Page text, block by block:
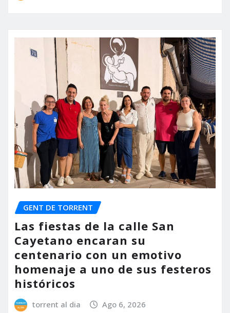
GENT DE TORRENT
Las fiestas de la calle San
Cayetano encaran su
centenario con un emotivo
homenaje a uno de sus festeros
históricos
torrent al dia Ago 6, 2026